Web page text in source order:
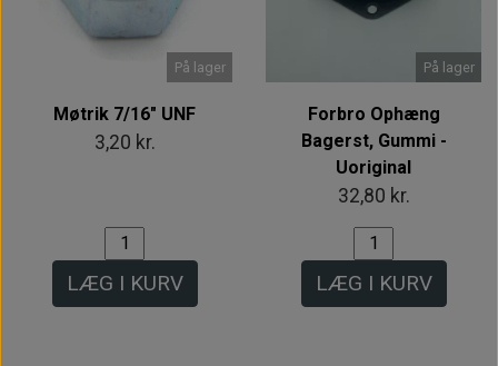
På lager
Møtrik 7/16" UNF
3,20 kr.
LÆG I KURV
På lager
Forbro Ophæng
Bagerst, Gummi -
Uoriginal
32,80 kr.
LÆG I KURV